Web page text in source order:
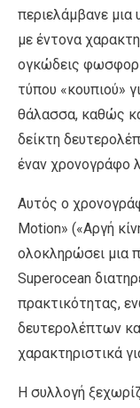
περιελάμβανε
με έντονα
ογκώδεις
τύπου «κουπιού»
θάλασσα, καθώς
δείκτη
έναν χρονογράφο
Αυτός ο
Motion» («Αργή
ολοκληρώσει μια
Superocean
πρακτικότητας,
δευτερολέπτων
χαρακτηριστικά
Η συλλογή